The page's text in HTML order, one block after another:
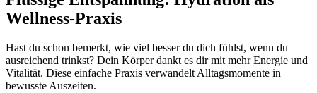
Wellness-Praxis
Hast du schon bemerkt, wie viel besser du dich fühlst, wenn du
ausreichend trinkst? Dein Körper dankt es dir mit mehr Energie und
Vitalität. Diese einfache Praxis verwandelt Alltagsmomente in
bewusste Auszeiten.